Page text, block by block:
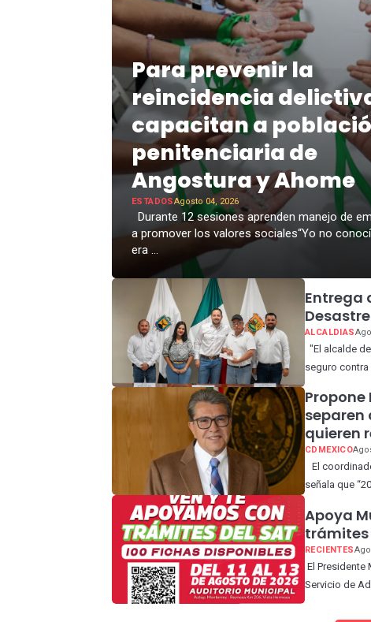
Para prevenir la
reincidencia
capacitan a
penitenciaria de
Angostura y Ahome
ESTADOSAgosto 04, 2026
Durante 12 sesiones aprenden manejo de
a promover los valores sociales“Yo no
era ...
Entrega
ALCALDIAS
"El alcalde
seguro contra
Propone
separen
quieren
CDMEXICO
El
señala que
Apoya
trámites
RECIENTES
El Presidente
Servicio de